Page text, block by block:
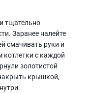
тщательно
Заранее налейте
смачивать руки и
с каждой
золотистой
крышкой,